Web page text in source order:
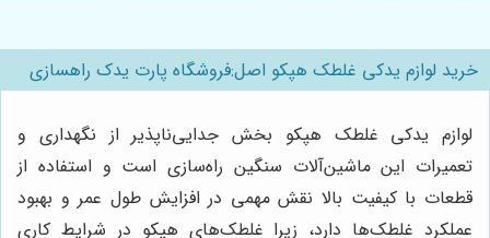
خرید لوازم یدکی غلطک هپکو اصل:فروشگاه پارت یدک راهسازی
لوازم یدکی غلطک هپکو بخش جدایی‌ناپذیر از نگهداری و
تعمیرات این ماشین‌آلات سنگین راه‌سازی است و استفاده از
قطعات با کیفیت بالا نقش مهمی در افزایش طول عمر و بهبود
عملکرد غلطک‌ها دارد، زیرا غلطک‌های هپکو در شرایط کاری